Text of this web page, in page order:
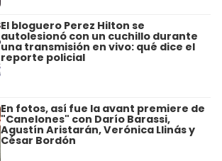
El bloguero Perez Hilton se
autolesionó con un cuchillo durante
una transmisión en vivo: qué dice el
reporte policial
En fotos, así fue la avant premiere de
"Canelones" con Darío Barassi,
Agustín Aristarán, Verónica Llinás y
César Bordón